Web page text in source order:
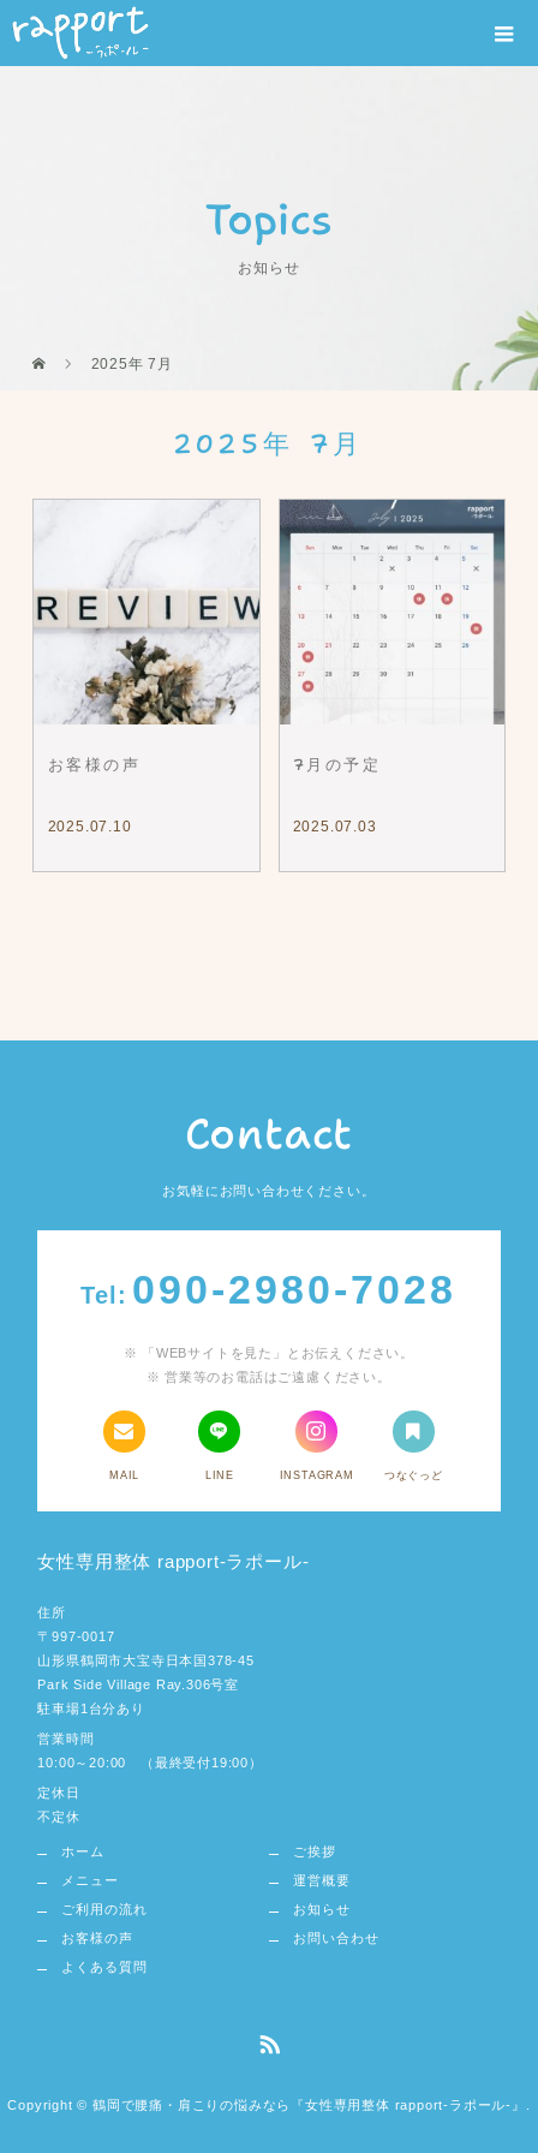
Topics
お知らせ
2025年 7月
2025年 7月
お客様の声
2025.07.10
7月の予定
2025.07.03
Contact
お気軽にお問い合わせください。
Tel: 090-2980-7028
「WEBサイトを見た」とお伝えください。
営業等のお電話はご遠慮ください。
MAIL LINE INSTAGRAM つなぐっど
女性専用整体 rapport-ラポール-
住所
〒997-0017
山形県鶴岡市大宝寺日本国378-45
Park Side Village Ray.306号室
駐車場1台分あり
営業時間
10:00～20:00 （最終受付19:00）
定休日
不定休
ホーム
メニュー
ご利用の流れ
お客様の声
よくある質問
ご挨拶
運営概要
お知らせ
お問い合わせ
Copyright © 鶴岡で腰痛・肩こりの悩みなら『女性専用整体 rapport-ラポール-』.